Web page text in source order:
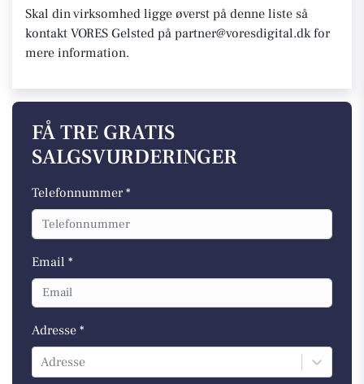
Skal din virksomhed ligge øverst på denne liste så
kontakt VORES Gelsted på partner@voresdigital.dk for
mere information.
FÅ TRE GRATIS
SALGSVURDERINGER
Telefonnummer *
Email *
Adresse *
Adresse